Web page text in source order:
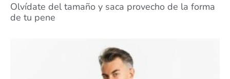
Olvídate del tamaño y saca provecho de la forma
de tu pene